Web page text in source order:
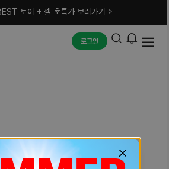
토이 + 젤 초특가 보러가기 >
로그인